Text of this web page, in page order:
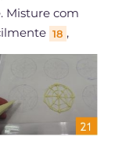
Misture com
18 ,